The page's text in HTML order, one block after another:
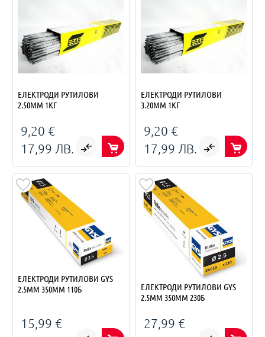
ЕЛЕКТРОДИ РУТИЛОВИ
2.50ММ 1КГ
9,20 €
17,99 ЛВ.
ЕЛЕКТРОДИ РУТИЛОВИ
3.20ММ 1КГ
9,20 €
17,99 ЛВ.
ЕЛЕКТРОДИ РУТИЛОВИ GYS
2.5ММ 350ММ 110Б
15,99 €
ЕЛЕКТРОДИ РУТИЛОВИ GYS
2.5ММ 350ММ 230Б
27,99 €